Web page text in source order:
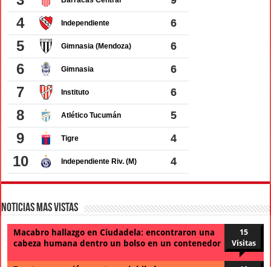
Noticias Mas Vistas
Macabro hallazgo en Ciudadela: encontraron una
cabeza humana dentro un bolso en un contenedor
15
Visitas